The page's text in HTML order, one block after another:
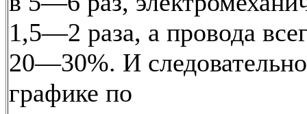
1,5—2 раза, а провода
20—30%. И
графике по